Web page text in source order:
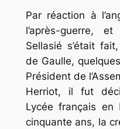
Par réaction à
l’après-guerre,
Sellasié s’était
de Gaulle,
Président de
Herriot, il fut
Lycée français
cinquante ans, la